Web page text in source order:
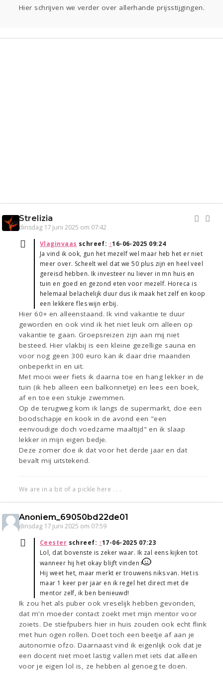
Sport
Contact Viva zoekt
Aangeboden
Hier schrijven we verder over allerhande prijsstijgingen.
Strelizia
dinsdag 17 juni 2025 om 07:42
Vlaginvaas schreef: ↑16-06-2025 09:24
Ja vind ik ook, gun het mezelf wel maar heb het er niet
meer over. Scheelt wel dat we 50 plus zijn en heel veel
gereisd hebben. Ik investeer nu liever in mn huis en
tuin en goed en gezond eten voor mezelf. Horeca is
helemaal belachelijk duur dus ik maak het zelf en koop
een lekkere fles wijn erbij.
Hier 60+ en alleenstaand. Ik vind vakantie te duur
geworden en ook vind ik het niet leuk om alleen op
vakantie te gaan. Groepsreizen zijn aan mij niet
besteed. Hier vlakbij is een kleine gezellige sauna en
voor nog geen 300 euro kan ik daar drie maanden
onbeperkt in en uit.
Met mooi weer fiets ik daarna toe en hang lekker in de
tuin (ik heb alleen een balkonnetje) en lees een boek,
af en toe een stukje zwemmen.
Op de terugweg kom ik langs de supermarkt, doe een
boodschapje en kook in de avond een "een
eenvoudige doch voedzame maaltijd" en ik slaap
lekker in mijn eigen bedje.
Deze zomer doe ik dat voor het derde jaar en dat
bevalt mij uitstekend.
We are in a bit of a pickle here . . .
Anoniem_69050bd22de01
dinsdag 17 juni 2025 om 07:59
Ceester schreef: ↑17-06-2025 07:23
Lol, dat bovenste is zeker waar. Ik zal eens kijken tot
wanneer hij het okay blijft vinden
Hij weet het, maar merkt er trouwens niks van. Het is
maar 1 keer per jaar en ik regel het direct met de
mentor zelf, ik ben benieuwd!
Ik zou het als puber ook vreselijk hebben gevonden,
dat m'n moeder contact zoekt met mijn mentor voor
zoiets. De stiefpubers hier in huis zouden ook echt flink
met hun ogen rollen. Doet toch een beetje af aan je
autonomie ofzo. Daarnaast vind ik eigenlijk ook dat je
een docent niet moet lastig vallen met iets dat alleen
voor je eigen lol is, ze hebben al genoeg te doen.